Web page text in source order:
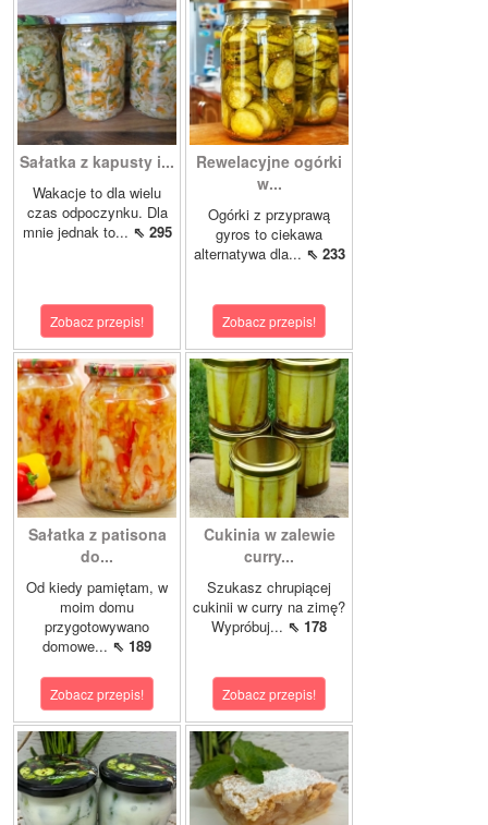
Sałatka z kapusty i...
Wakacje to dla wielu
czas odpoczynku. Dla
mnie jednak to... ⇖ 295
Zobacz przepis!
Rewelacyjne ogórki
w...
Ogórki z przyprawą
gyros to ciekawa
alternatywa dla... ⇖ 233
Zobacz przepis!
Sałatka z patisona
do...
Od kiedy pamiętam, w
moim domu
przygotowywano
domowe... ⇖ 189
Zobacz przepis!
Cukinia w zalewie
curry...
Szukasz chrupiącej
cukinii w curry na zimę?
Wypróbuj... ⇖ 178
Zobacz przepis!